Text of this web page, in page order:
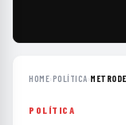
HOME›POLÍTICA›
POLÍTICA